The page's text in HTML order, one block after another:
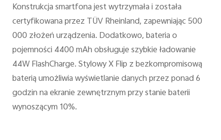
Konstrukcja smartfona jest wytrzymała i została
certyfikowana przez TÜV Rheinland, zapewniając 500
000 złożeń urządzenia. Dodatkowo, bateria o
pojemności 4400 mAh obsługuje szybkie ładowanie
44W FlashCharge. Stylowy X Flip z bezkompromisową
baterią umożliwia wyświetlanie danych przez ponad 6
godzin na ekranie zewnętrznym przy stanie baterii
wynoszącym 10%.